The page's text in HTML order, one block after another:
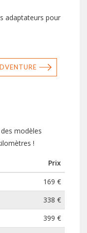
adaptateurs pour
modèles
!
Prix
169 €
338 €
399 €